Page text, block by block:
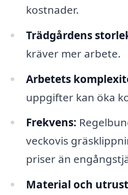
kostnader.
Trädgårdens
kräver mer arbete.
Arbetets
uppgifter kan öka
Frekvens:
veckovis
priser än
Material och